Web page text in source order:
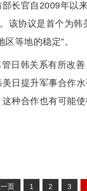
长官自2009年以
该协议是首个为
等地的稳定”。
日韩关系有所改
日提升军事合作
种合作也有可能
一页 1 2 3